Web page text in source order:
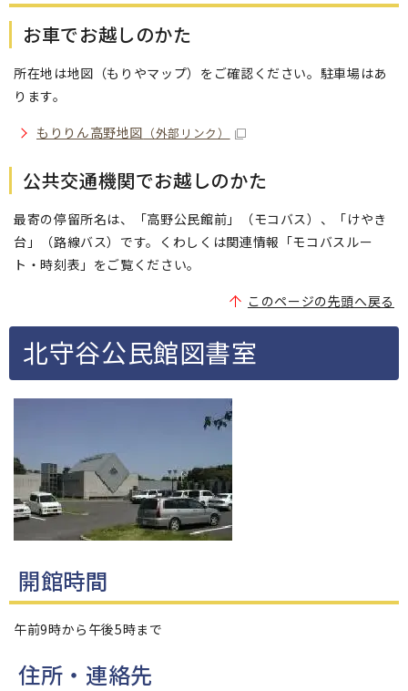
お車でお越しのかた
所在地は地図（もりやマップ）をご確認ください。駐車場はあ
ります。
もりりん高野地図 （外部リンク）
公共交通機関でお越しのかた
最寄の停留所名は、「高野公民館前」（モコバス）、「けやき
台」（路線バス）です。くわしくは関連情報「モコバスルー
ト・時刻表」をご覧ください。
このページの先頭へ戻る
北守谷公民館図書室
開館時間
午前9時から午後5時まで
住所・連絡先